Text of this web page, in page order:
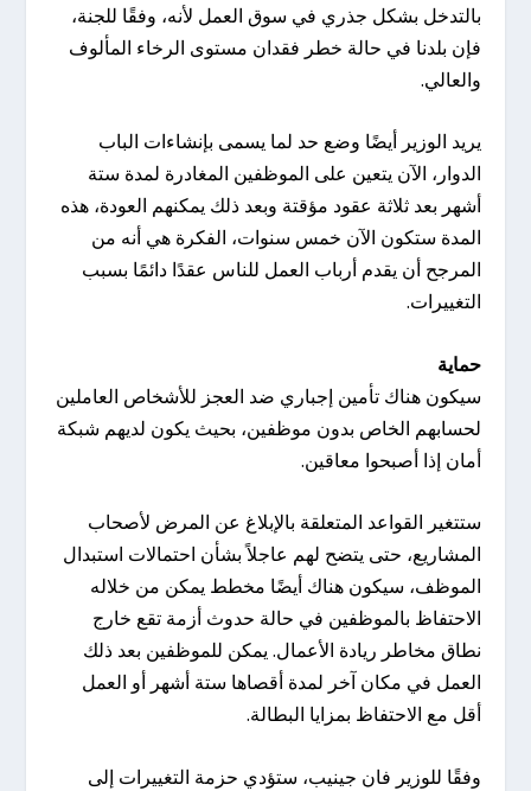
بالتدخل بشكل جذري في سوق العمل لأنه، وفقًا للجنة،
فإن بلدنا في حالة خطر فقدان مستوى الرخاء المألوف
والعالي.
يريد الوزير أيضًا وضع حد لما يسمى بإنشاءات الباب
الدوار، الآن يتعين على الموظفين المغادرة لمدة ستة
أشهر بعد ثلاثة عقود مؤقتة وبعد ذلك يمكنهم العودة، هذه
المدة ستكون الآن خمس سنوات، الفكرة هي أنه من
المرجح أن يقدم أرباب العمل للناس عقدًا دائمًا بسبب
التغييرات.
حماية
سيكون هناك تأمين إجباري ضد العجز للأشخاص العاملين
لحسابهم الخاص بدون موظفين، بحيث يكون لديهم شبكة
أمان إذا أصبحوا معاقين.
ستتغير القواعد المتعلقة بالإبلاغ عن المرض لأصحاب
المشاريع، حتى يتضح لهم عاجلاً بشأن احتمالات استبدال
الموظف، سيكون هناك أيضًا مخطط يمكن من خلاله
الاحتفاظ بالموظفين في حالة حدوث أزمة تقع خارج
نطاق مخاطر ريادة الأعمال. يمكن للموظفين بعد ذلك
العمل في مكان آخر لمدة أقصاها ستة أشهر أو العمل
أقل مع الاحتفاظ بمزايا البطالة.
وفقًا للوزير فان جينيب، ستؤدي حزمة التغييرات إلى